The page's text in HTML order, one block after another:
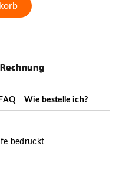
FAQ Wie bestelle ich?
bedruckt